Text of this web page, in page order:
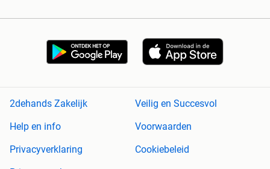
2dehands Zakelijk
Veilig en Succesvol
Help en info
Voorwaarden
Privacyverklaring
Cookiebeleid